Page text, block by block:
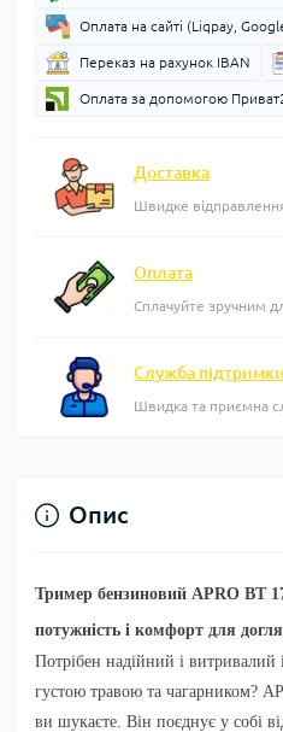
Оплата на сайті (Liqpay,
Переказ на рахунок IBAN
Оплата за допомогою
Доставка
Швидке
Оплата
Сплачуйте зручним
Служба підтримки
Швидка та приємна
Опис
Тример бензиновий APRO ВТ
потужність і комфорт для
Потрібен надійний і витривалий
густою травою та чагарником?
ви шукаєте. Він поєднує у собі